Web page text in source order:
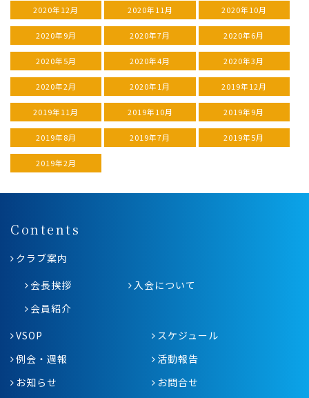
2020年12月 2020年11月 2020年10月
2020年9月 2020年7月 2020年6月
2020年5月 2020年4月 2020年3月
2020年2月 2020年1月 2019年12月
2019年11月 2019年10月 2019年9月
2019年8月 2019年7月 2019年5月
2019年2月
Contents
クラブ案内
会長挨拶
入会について
会員紹介
VSOP
スケジュール
例会・週報
活動報告
お知らせ
お問合せ